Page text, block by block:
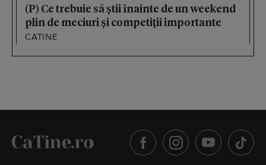
(P) Ce trebuie să știi înainte de un weekend
plin de meciuri și competiții importante
CATINE